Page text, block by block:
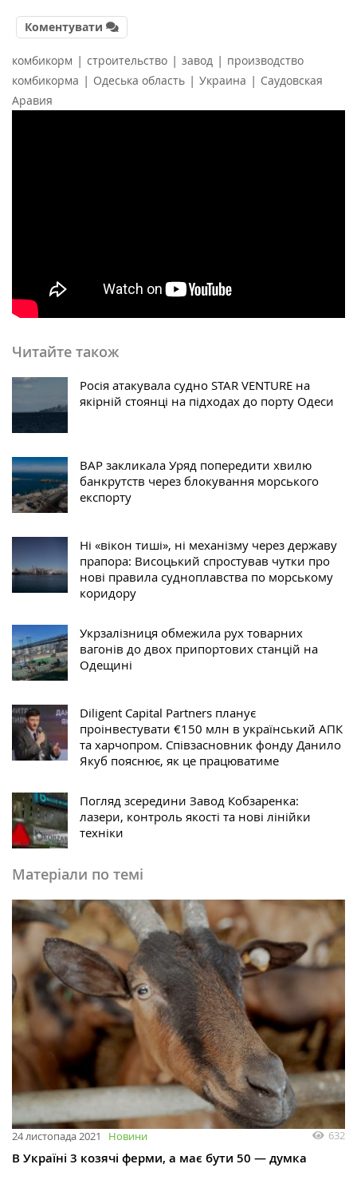
Коментувати
комбикорм | строительство | завод | производство
комбикорма | Одеська область | Украина | Саудовская
Аравия
Читайте також
Росія атакувала судно STAR VENTURE на
якірній стоянці на підходах до порту Одеси
ВАР закликала Уряд попередити хвилю
банкрутств через блокування морського
експорту
Ні «вікон тиші», ні механізму через державу
прапора: Висоцький спростував чутки про
нові правила судноплавства по морському
коридору
Укрзалізниця обмежила рух товарних
вагонів до двох припортових станцій на
Одещині
Diligent Capital Partners планує
проінвестувати €150 млн в український АПК
та харчопром. Співзасновник фонду Данило
Якуб пояснює, як це працюватиме
Погляд зсередини Завод Кобзаренка:
лазери, контроль якості та нові лінійки
техніки
Матеріали по темі
24 листопада 2021 Новини 632
В Україні 3 козячі ферми, а має бути 50 — думка